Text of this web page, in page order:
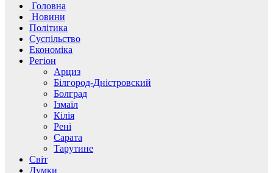
Головна
Новини
Політика
Суспільство
Економіка
Регіон
Арциз
Білгород-Дністровский
Болград
Ізмаїл
Кілія
Рені
Сарата
Тарутине
Світ
Думки